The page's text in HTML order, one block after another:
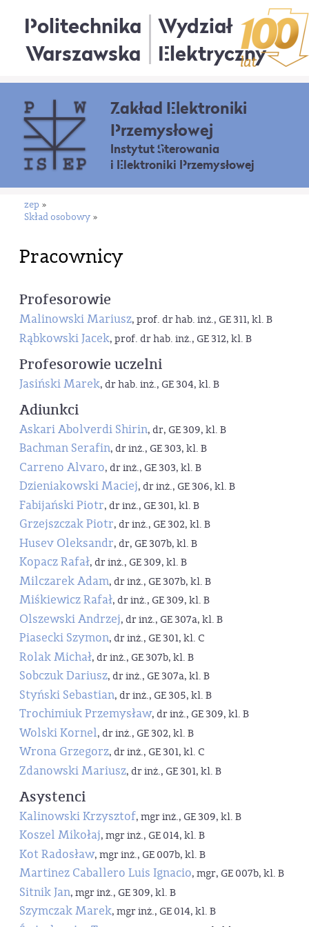
Politechnika
Warszawska
Wydział
Elektryczny
Zakład Elektroniki
Przemysłowej
Instytut Sterowania
i Elektroniki Przemysłowej
zep »
Skład osobowy »
Pracownicy
Profesorowie
Malinowski Mariusz, prof. dr hab. inż., GE 311, kl. B
Rąbkowski Jacek, prof. dr hab. inż., GE 312, kl. B
Profesorowie uczelni
Jasiński Marek, dr hab. inż., GE 304, kl. B
Adiunkci
Askari Abolverdi Shirin, dr, GE 309, kl. B
Bachman Serafin, dr inż., GE 303, kl. B
Carreno Alvaro, dr inż., GE 303, kl. B
Dzieniakowski Maciej, dr inż., GE 306, kl. B
Fabijański Piotr, dr inż., GE 301, kl. B
Grzejszczak Piotr, dr inż., GE 302, kl. B
Husev Oleksandr, dr, GE 307b, kl. B
Kopacz Rafał, dr inż., GE 309, kl. B
Milczarek Adam, dr inż., GE 307b, kl. B
Miśkiewicz Rafał, dr inż., GE 309, kl. B
Olszewski Andrzej, dr inż., GE 307a, kl. B
Piasecki Szymon, dr inż., GE 301, kl. C
Rolak Michał, dr inż., GE 307b, kl. B
Sobczuk Dariusz, dr inż., GE 307a, kl. B
Styński Sebastian, dr inż., GE 305, kl. B
Trochimiuk Przemysław, dr inż., GE 309, kl. B
Wolski Kornel, dr inż., GE 302, kl. B
Wrona Grzegorz, dr inż., GE 301, kl. C
Zdanowski Mariusz, dr inż., GE 301, kl. B
Asystenci
Kalinowski Krzysztof, mgr inż., GE 309, kl. B
Koszel Mikołaj, mgr inż., GE 014, kl. B
Kot Radosław, mgr inż., GE 007b, kl. B
Martinez Caballero Luis Ignacio, mgr, GE 007b, kl. B
Sitnik Jan, mgr inż., GE 309, kl. B
Szymczak Marek, mgr inż., GE 014, kl. B